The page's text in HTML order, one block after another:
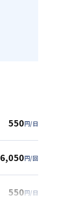
550円/日
6,050円/回
550円/日